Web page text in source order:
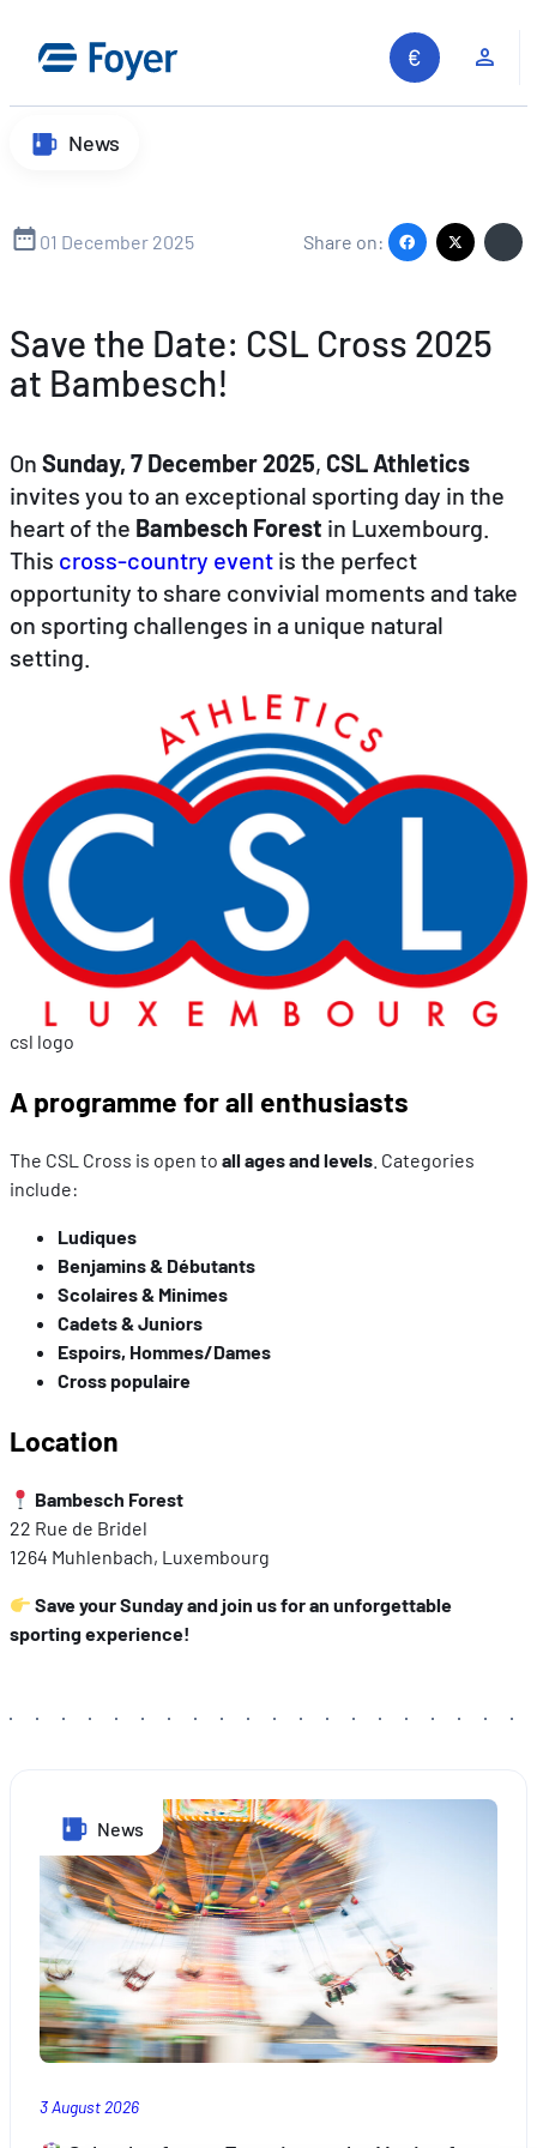
content
Search site
EN DEFR
News
01 December 2025 Share on:
Save the Date: CSL Cross 2025
at Bambesch!
On Sunday, 7 December 2025, CSL Athletics
invites you to an exceptional sporting day in the
heart of the Bambesch Forest in Luxembourg.
This cross-country event is the perfect
opportunity to share convivial moments and take
on sporting challenges in a unique natural
setting.
csl logo
A programme for all enthusiasts
The CSL Cross is open to all ages and levels . Categories
include:
Ludiques
Benjamins & Débutants
Scolaires & Minimes
Cadets & Juniors
Espoirs, Hommes/Dames
Cross populaire
Location
Bambesch Forest
22 Rue de Bridel
1264 Muhlenbach, Luxembourg
Save your Sunday and join us for an unforgettable
sporting experience!
News
3 August 2026